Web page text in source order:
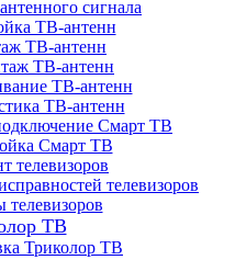
сигнала
ТВ-антенн
ТВ-антенн
ТВ-антенн
ТВ-антенн
ТВ-антенн
Смарт ТВ
Смарт ТВ
телевизоров
телевизоров
телевизоров
ТВ
Триколор ТВ